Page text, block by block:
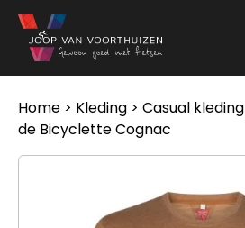
Ga naar de inhoud
Home > Kleding > Casual kleding
de Bicyclette Cognac